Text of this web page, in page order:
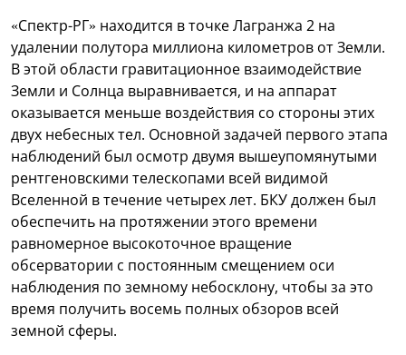
«Спектр-РГ» находится в точке Лагранжа 2 на
удалении полутора миллиона километров от Земли.
В этой области гравитационное взаимодействие
Земли и Солнца выравнивается, и на аппарат
оказывается меньше воздействия со стороны этих
двух небесных тел. Основной задачей первого этапа
наблюдений был осмотр двумя вышеупомянутыми
рентгеновскими телескопами всей видимой
Вселенной в течение четырех лет. БКУ должен был
обеспечить на протяжении этого времени
равномерное высокоточное вращение
обсерватории с постоянным смещением оси
наблюдения по земному небосклону, чтобы за это
время получить восемь полных обзоров всей
земной сферы.